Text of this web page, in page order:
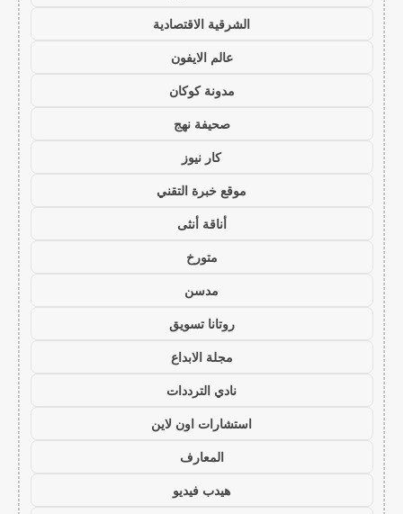
الشرقية الاقتصادية
عالم الايفون
مدونة كوكان
صحيفة نهج
كار نيوز
موقع خبرة التقني
أناقة أنثى
متورخ
مدسن
روتانا تسويق
مجلة الابداع
نادي الترددات
استشارات اون لاين
المعارف
هيدب فيديو